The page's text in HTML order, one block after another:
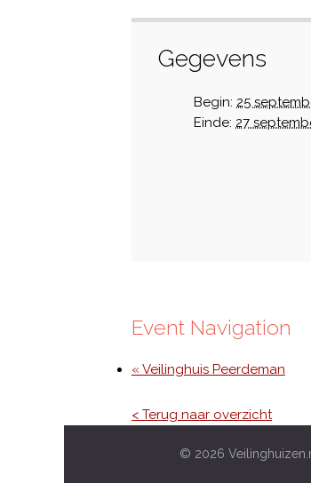
Gegevens
Begin: 25
Einde: 27
Event Navigation
« Veilinghuis Peerdeman
< Terug naar overzicht
© 2026